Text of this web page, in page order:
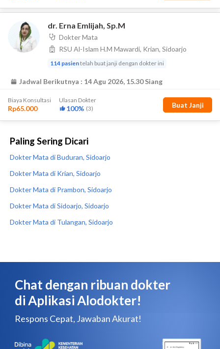
Paling Sering Dicari
Dokter Mata di Buduran, Sidoarjo
Dokter Mata di Krian, Sidoarjo
Dokter Mata di Prambon, Sidoarjo
Dokter Mata di Sidoarjo, Sidoarjo
Dokter Mata di Tulangan, Sidoarjo